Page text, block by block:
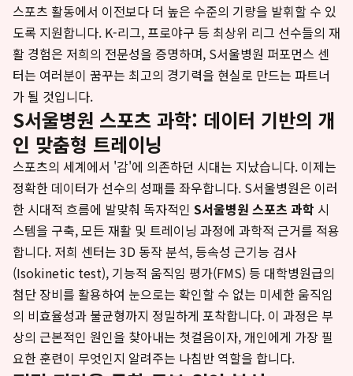
스포츠 활동에서 이전보다 더 높은 수준의 기량을 발휘할 수 있
도록 지원합니다. K-리그, 프로야구 등 최상위 리그 선수들의 재
활 경험은 저희의 전문성을 증명하며, S서울병원 퍼포먼스 센
터는 여러분이 꿈꾸는 최고의 경기력을 현실로 만드는 파트너
가 될 것입니다.
S서울병원 스포츠 과학: 데이터 기반의 개
인 맞춤형 트레이닝
스포츠의 세계에서 '감'에 의존하던 시대는 지났습니다. 이제는
정확한 데이터가 선수의 성패를 좌우합니다. S서울병원은 이러
한 시대적 흐름에 발맞춰 독자적인 S서울병원 스포츠 과학 시
스템을 구축, 모든 재활 및 트레이닝 과정에 과학적 근거를 적용
합니다. 저희 센터는 3D 동작 분석, 등속성 근기능 검사
(Isokinetic test), 기능적 움직임 평가(FMS) 등 대학병원급의
첨단 장비를 활용하여 눈으로는 확인할 수 없는 미세한 움직임
의 비효율성과 불균형까지 정밀하게 포착합니다. 이 과정은 부
상의 근본적인 원인을 찾아내는 첫걸음이자, 개인에게 가장 필
요한 훈련이 무엇인지 알려주는 나침반 역할을 합니다.